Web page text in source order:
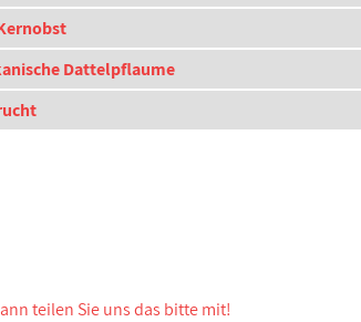
Dattelpflaume
teilen Sie uns das bitte mit!